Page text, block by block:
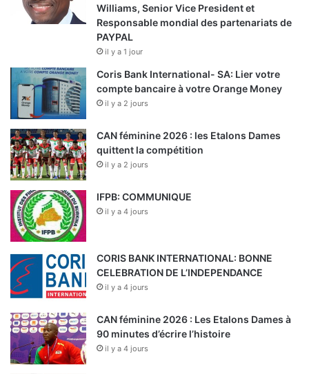
Williams, Senior Vice President et
Responsable mondial des partenariats de
PAYPAL
il y a 1 jour
Coris Bank International- SA: Lier votre
compte bancaire à votre Orange Money
il y a 2 jours
CAN féminine 2026 : les Etalons Dames
quittent la compétition
il y a 2 jours
IFPB: COMMUNIQUE
il y a 4 jours
CORIS BANK INTERNATIONAL: BONNE
CELEBRATION DE L’INDEPENDANCE
il y a 4 jours
CAN féminine 2026 : Les Etalons Dames à
90 minutes d’écrire l’histoire
il y a 4 jours